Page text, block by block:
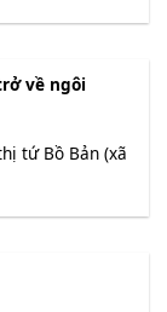
về ngôi
tứ Bồ Bản (xã